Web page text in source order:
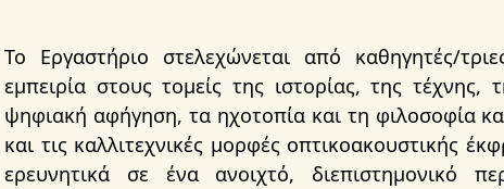
Το Εργαστήριο στελεχώνεται από καθηγητές/
εμπειρία στους τομείς της ιστορίας, της
ψηφιακή αφήγηση, τα ηχοτοπία και τη φιλοσοφία
και τις καλλιτεχνικές μορφές οπτικοακουστικής
ερευνητικά σε ένα ανοιχτό, διεπιστημονικό